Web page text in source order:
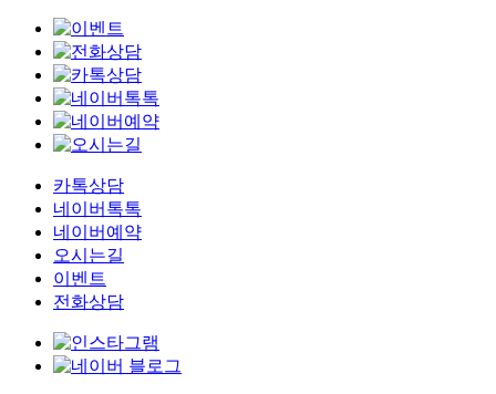
카톡상담
네이버톡톡
네이버예약
오시는길
이벤트
전화상담